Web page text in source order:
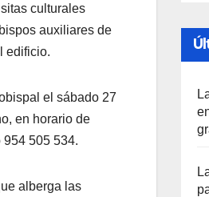
culturales
auxiliares de
edificio.
el sábado 27
en horario de
954 505 534.
alberga las